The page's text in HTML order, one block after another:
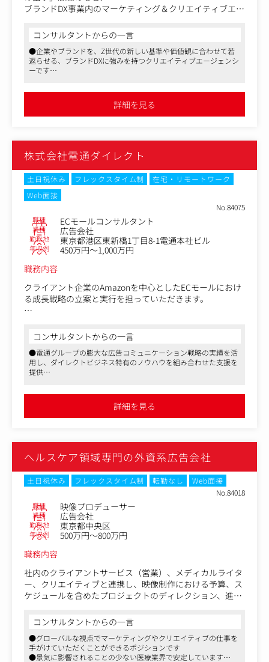
ブランドDX事業内のマーケティング＆クリエイティブエー
事業成長・クライアントワーク・チームの創造性を両輪で
牽引する方を募集します。
■主な業務領域
・クライアントのブランド変革／コミュニケーション開
・「MZ世代のインサイト×意味的価値創造×AIアジャイ
【仕事内容（変更の範囲）】：無
コンサルタントからの一言
●企業やブランドを、Z世代の新しい基準や価値観に合わせて若
返らせる、ブランドDXに強みを持つクリエイティブエージェンシ
ーです
おり、業務内容やカルチャー含めご活躍いただける土壌が整って
●本当にユーザーが欲しいものを世に送り出すことを目指してお
詳細を見る
株式会社電通ダイレクト
土日祝休み フレックスタイム制
在宅・リモートワーク
Web面接
No.84075
職種 ECモールコンサルタント
業種 広告会社
勤務地 東京都港区東新橋1丁目8-1電通本社ビル
年収例
450万円～1,000万円
職務内容
クライアント企業のAmazonを中心としたECモールにおけ
る成長戦略の立案と実行を担っていただきます。
1. 広告運用・プランニング
戦略立案： 予算に応じた最適な広告ポートフォリオ（Ama
zon広告、スポンサープロダクト等）の策定
運用管理： 日々の入札調整、キーワード選定、マッチタイ
プの最適化
ーティング、次月への改善提案
施策実行： ポイントアップキャンペーン、クーポン発行、
タイムセール等の設定・管理
マーケット調査： 競合他社の動向調査や、モール内トレン
＜求人のポイント＞
・専門性の向上： 需要が急拡大している「リテールメディ
ア（EC広告）」のスペシャリストとして市場価値を高めら
れます。
・成果の可視化： 自身の施策が「売上」という数字に直結
するため、手応えをダイレクトに感じられます。
・幅広い支援： 単なる広告運用に留まらず、店舗運営全般
に携わることで「売れる仕組み」を俯瞰的に学べます。
のディレクションもお任せする事も可能です。
コンサルタントからの一言
●電通グループの膨大な広告コミュニケーション戦略の実績を活
用し、ダイレクトビジネス特有のノウハウを組み合わせた支援を
提供
●在宅勤務やフレックスタイム制を導入し、ワークライフバラン
詳細を見る
ヘルスケア領域専門の外資系広告会社
土日祝休み フレックスタイム制 転勤なし
Web面接
No.84018
職種 映像プロデューサー
業種 広告会社
勤務地 東京都中央区
年収例
500万円～800万円
職務内容
社内のクライアントサービス（営業）、メディカルライタ
ー、クリエイティブと連携し、映像制作における予算、ス
ケジュールを含めたプロジェクトのディレクション、進行
医療従事者や患者、MR向けの製品特性や疾患情報などの
動画や、企業ブランディング動画、エモーショナル動画、
イベント・サイネージ用動画など様々な映像を制作しま
す。一般の方の目に触れることは少ないものも多いです
コンサルタントからの一言
●グローバルな視点でマーケティングやクリエイティブの仕事を
手がけていただくことができるポジションです
●景気に影響されることの少ない医療業界で安定しています